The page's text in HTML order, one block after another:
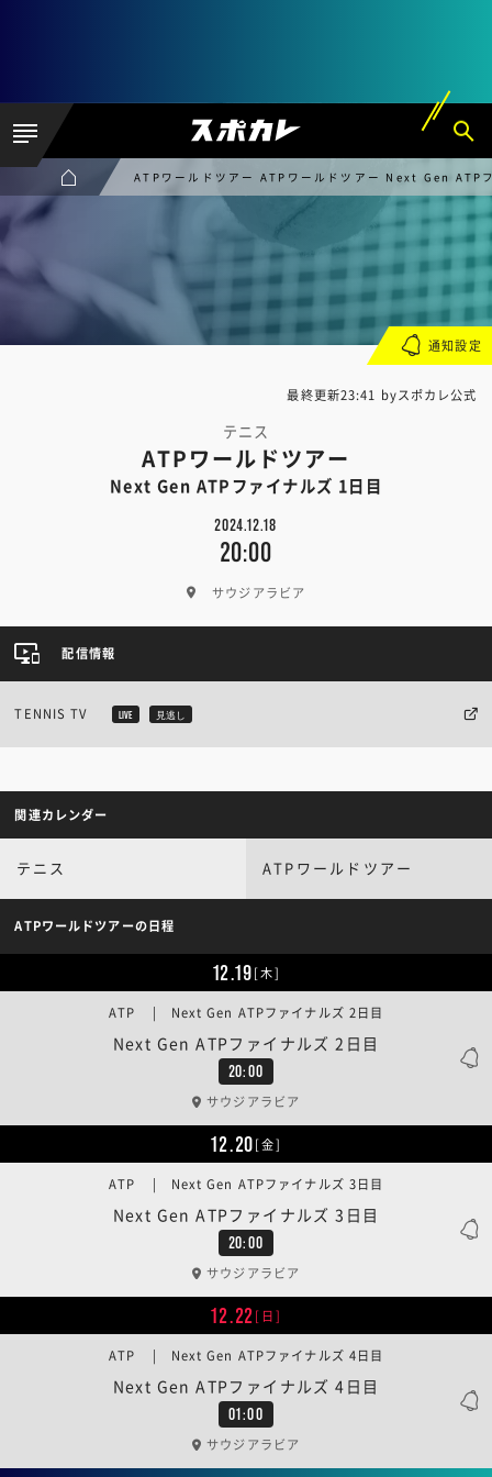
ATPワールドツアー ATPワールドツアー Next Gen ATP
最終更新23:41 byスポカレ公式
テニス
ATPワールドツアー
Next Gen ATPファイナルズ 1日目
2024.12.18
20:00
サウジアラビア
通知設定
配信情報
TENNIS TV LIVE 見逃し
関連カレンダー
テニス ATPワールドツアー
ATPワールドツアーの日程
12.19[木]
20:00
Next Gen ATPファイナルズ 2日目
ATP | Next Gen ATPファイナルズ 2日目
サウジアラビア
12.20[金]
20:00
Next Gen ATPファイナルズ 3日目
ATP | Next Gen ATPファイナルズ 3日目
サウジアラビア
12.22[日]
01:00
Next Gen ATPファイナルズ 4日目
ATP | Next Gen ATPファイナルズ 4日目
サウジアラビア